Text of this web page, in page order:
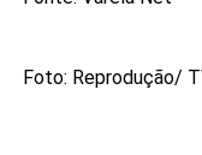
Foto: Reprodução/